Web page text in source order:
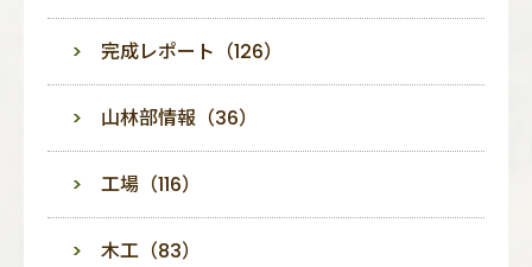
完成レポート（126）
山林部情報（36）
工場（116）
木工（83）